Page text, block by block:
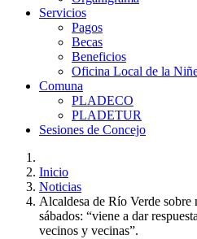
Servicios
Pagos
Becas
Beneficios
Oficina Local de la
Comuna
PLADECO
PLADETUR
Sesiones de Concejo
Inicio
Noticias
Alcaldesa de Río Verde
sábados: “viene a dar
vecinos y vecinas”.